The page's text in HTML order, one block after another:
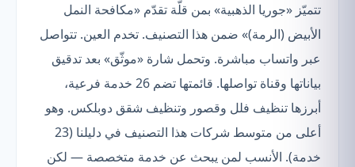
تتميّز «جوريا الذهبية» بمن قلّة تقدّم «مكافحة النمل
الأبيض (الرمة)» ضمن هذا التصنيف. تخدم العين. تتواصل
عبر واتساب مباشرة. وتحمل شارة «موثّق» بعد تدقيق
بياناتها وقناة تواصلها. قائمتها تضم 26 خدمة فرعية،
أبرزها تنظيف فلل وقصور وتنظيف شقق دوبلكس. وهو
أعلى من متوسط شركات هذا التصنيف في دليلنا (23
خدمة). الأنسب لمن يبحث عن خدمة متخصصة — لكن